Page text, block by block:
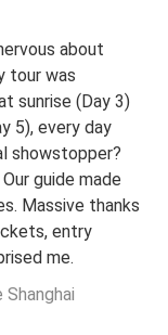
about
tour was
sunrise (Day 3)
5), every day
showstopper?
guide made
Massive thanks
entry
me.
Shanghai